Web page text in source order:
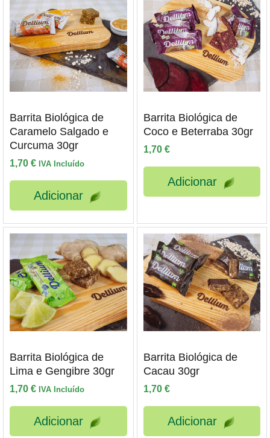
Barrita Biológica de
Caramelo Salgado e
Curcuma 30gr
1,70 € IVA Incluído
Adicionar
Barrita Biológica de
Coco e Beterraba 30gr
1,70 €
Adicionar
Barrita Biológica de
Lima e Gengibre 30gr
1,70 € IVA Incluído
Adicionar
Barrita Biológica de
Cacau 30gr
1,70 €
Adicionar